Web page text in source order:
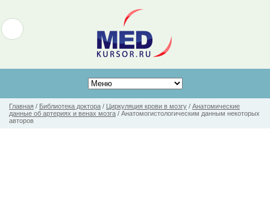
Главная / Библиотека доктора / Циркуляция крови в мозгу / Анатомические
данные об артериях и венах мозга / Анатомогистологическим данным некоторых
авторов